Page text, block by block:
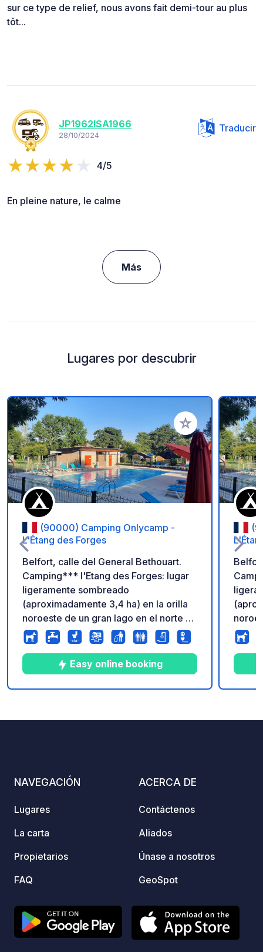
sur ce type de relief, nous avons fait demi-tour au plus
tôt...
JP1962ISA1966
28/10/2024
Traducir
4/5
En pleine nature, le calme
Más
Lugares por descubrir
Añadir a tus
(90000) Camping Onlycamp -
L'Étang des Forges
Belfort, calle del General Bethouart.
Camping*** l'Etang des Forges: lugar
ligeramente sombreado
(aproximadamente 3,4 ha) en la orilla
noroeste de un gran lago en el norte de
la ciudad. Incluye piscina - WiFi (1h/24h
incluido) - Snakbar - MiniMakt - Beh-
meet. Precio algo más económico,
etiqueta deportiva y discapacidad, y
oferta 50% de descuento presentando
Easy online booking
la
meet.
oferta
NAVEGACIÓN
Lugares
La carta
Propietarios
FAQ
ACERCA DE
Contáctenos
Aliados
Únase a nosotros
GeoSpot